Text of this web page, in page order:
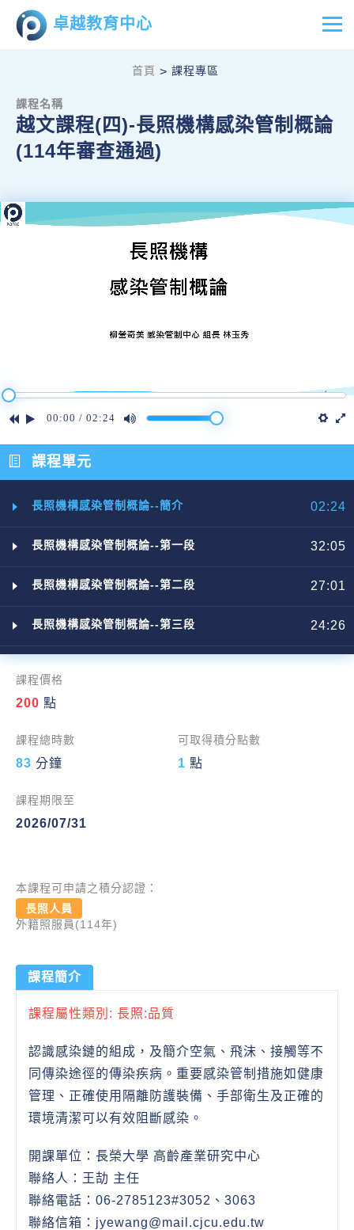
卓越教育中心
首頁 > 課程專區
課程名稱
越文課程(四)-長照機構感染管制概論
(114年審查通過)
00:00 / 02:24
課程單元
長照機構感染管制概論--簡介 02:24
長照機構感染管制概論--第一段 32:05
長照機構感染管制概論--第二段 27:01
長照機構感染管制概論--第三段 24:26
課程價格
200 點
課程總時數
83 分鐘
可取得積分點數
1 點
課程期限至
2026/07/31
本課程可申請之積分認證：
長照人員
外籍照服員(114年)
課程簡介
課程屬性類別: 長照:品質
認識感染鏈的組成，及簡介空氣、飛沫、接觸等不
同傳染途徑的傳染疾病。重要感染管制措施如健康
管理、正確使用隔離防護裝備、手部衛生及正確的
環境清潔可以有效阻斷感染。
開課單位：長榮大學 高齡產業研究中心
聯絡人：王劼 主任
聯絡電話：06-2785123#3052、3063
聯絡信箱：jyewang@mail.cjcu.edu.tw